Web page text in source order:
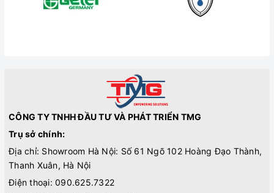
CÔNG TY TNHH ĐẦU TƯ VÀ PHÁT TRIỂN TMG
Trụ sở chính:
Địa chỉ: Showroom Hà Nội: Số 61 Ngõ 102 Hoàng Đạo Thành,
Thanh Xuân, Hà Nội
Điện thoại: 090.625.7322